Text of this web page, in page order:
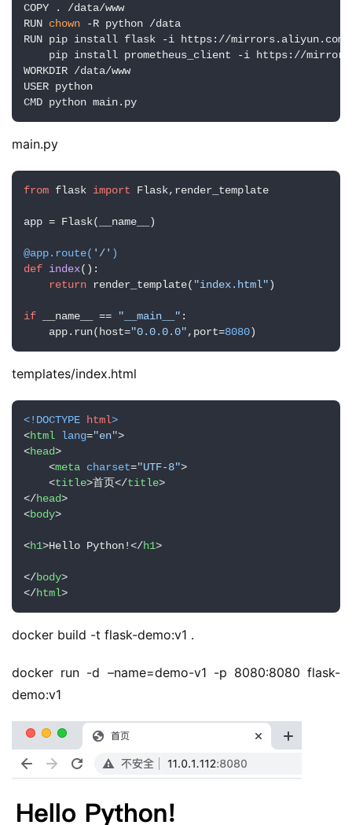
COPY . /data/www
RUN chown -R python /data
RUN pip install flask -i https://mirrors.aliyun.com/
pip install prometheus_client -i https://
WORKDIR /data/www
USER python
CMD python main.py
main.py
from flask import Flask,render_template
app = Flask(__name__)
@app.route( '/' )
def index():
return render_template( "index.html")
if __name__ == "__main__" :
    app.run(host=
"0.0.0.0",port=8080)
templates/index.html
<!DOCTYPE html>
<html lang="en">
<head>
<meta charset="UTF-8">
<title>首页</title>
</head>
<body>
<h1>Hello Python!</h1>
</body>
</html>
docker build -t flask-demo:v1 .
docker run -d –name=demo-v1 -p 8080:8080 flask-
demo:v1